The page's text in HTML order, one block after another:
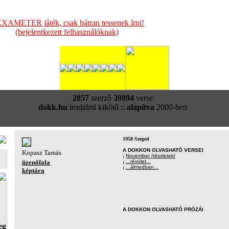
játék, csak bátran tessenek írni!
(bejelentkezett felhasználóknak)
2857szerző 39894verse
dokk.hu irodalmi kikötő :: alapítva 2000-ben
Kopasz Tamás
üzenőfala
képtára
1958 Szeged
A DOKKON OLVASHATÓ VERSEI
¡ November /részletek/
¡
...révület...
¡
...álmodban...
A DOKKON OLVASHATÓ PRÓZÁI